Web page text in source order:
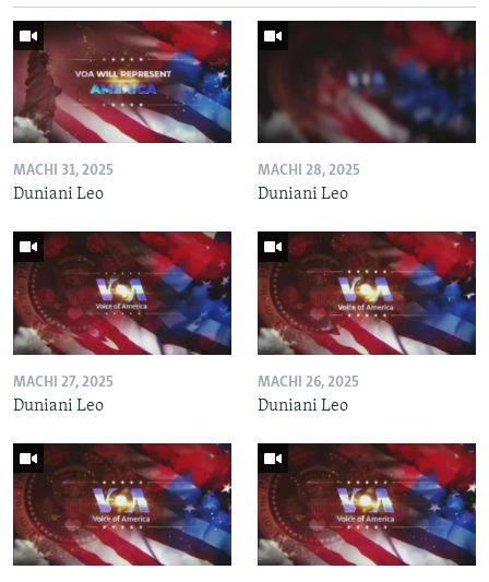
MACHI 31, 2025
Duniani Leo
MACHI 28, 2025
Duniani Leo
MACHI 27, 2025
Duniani Leo
MACHI 26, 2025
Duniani Leo